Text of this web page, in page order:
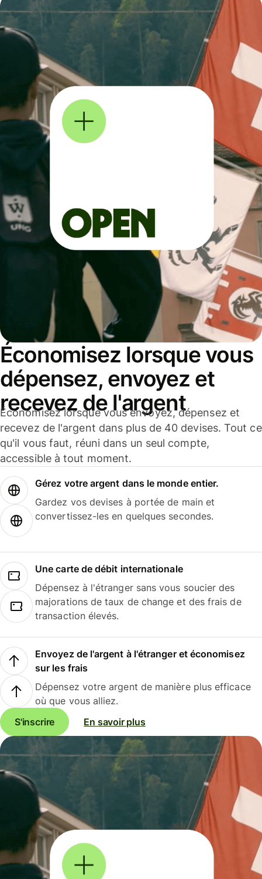
Économisez lorsque vous
dépensez, envoyez et
recevez de l'argent
Économisez lorsque vous envoyez, dépensez et
recevez de l'argent dans plus de 40 devises. Tout ce
qu'il vous faut, réuni dans un seul compte,
accessible à tout moment.
Gérez votre argent dans le monde entier.
Gardez vos devises à portée de main et
convertissez-les en quelques secondes.
Une carte de débit internationale
Dépensez à l'étranger sans vous soucier des
majorations de taux de change et des frais de
transaction élevés.
Envoyez de l'argent à l'étranger et économisez
sur les frais
Dépensez votre argent de manière plus efficace
où que vous alliez.
S'inscrire
En savoir plus